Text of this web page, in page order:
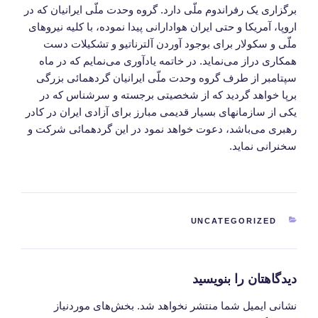
برگزاری یک رفراندوم ملّی دارد. گروه وحدت ملّی ایرانیان که در
اروپا، آمریکا و حتی ایران هوادارانی پیدا نموده، با کلیه نیروهای
ملّی و سکولار برای بوجود آوردن آلترناتیو و تشکیلات دست
همکاری دراز می‌نماید. در خاتمه یادآوری می‌نمایم که در ماه
سپتامبر از طرف گروه وحدت ملّی ایرانیان گردهمائی بزرگی
برپا خواهد گردید که از شخصیتی برجسته و سرشناس که در
یکی از سازمانهای بسیار قدیمی مبارز برای آزادی ایران در کادر
رهبری می‌باشد، دعوت خواهد نمود در این گردهمائی شرکت و
سخنرانی نماید.
دسته‌ها
UNCATEGORIZED
دیدگاهتان را بنویسید
نشانی ایمیل شما منتشر نخواهد شد. بخش‌های موردنیاز